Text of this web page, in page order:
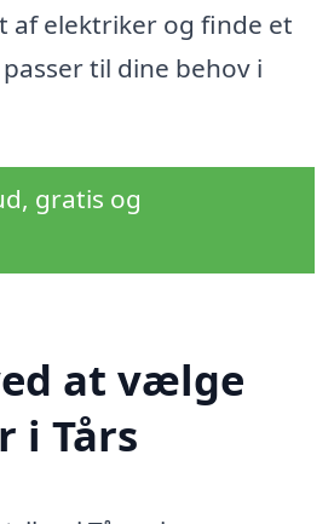
af elektriker og finde et
til dine behov i
gratis og
at vælge
i Tårs